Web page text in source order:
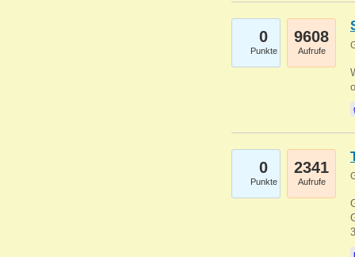
0
Punkte
9608
Aufrufe
0
Punkte
2341
Aufrufe